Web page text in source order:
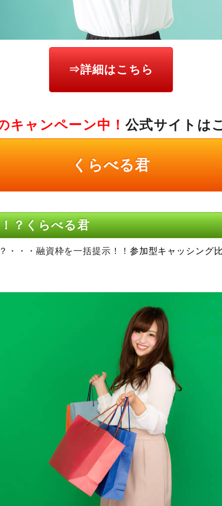
⇒詳細はこちら
キャンペーン中！ 公式サイトは
くらべる君
？くらべる君
・・・融資枠を一括提示！！ 参加型キャッシング